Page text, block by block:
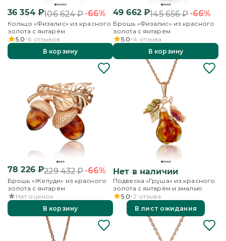
36 354₽106 624₽-66%
Кольцо «Физалис» из красного
золота с янтарём
5.0 6 отзывов
В корзину
49 662₽145 656₽-66%
Брошь «Физалис» из красного
золота с янтарём
5.0 4 отзыва
В корзину
78 226₽229 432₽-66%
Брошь «Желуди» из красного
золота с янтарём
Нет оценок
В корзину
Нет в наличии
Подвеска «Груша» из красного
золота с янтарём и эмалью
5.0 2 отзыва
В лист ожидания